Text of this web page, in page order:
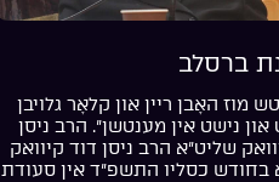
ברסלב
מוז האָבן ריין און קלאָר גלויבן
און נישט אין מענטשן”. הרב ניסן
שליט”א הרב ניסן דוד קיוואק
בחודש כסליו התשפ”ד אין סעודת